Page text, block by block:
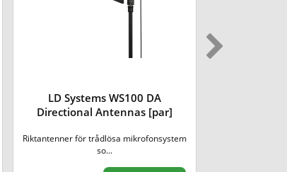
LD Systems WS100 DA
Directional Antennas [par]
Riktantenner för trådlösa mikrofonsystem
so...